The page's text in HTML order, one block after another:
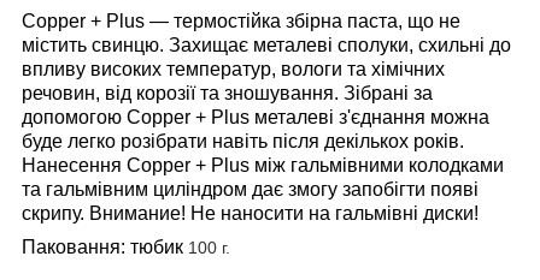
Copper + Plus — термостійка збірна паста, що не
містить свинцю. Захищає металеві сполуки, схильні до
впливу високих температур, вологи та хімічних
речовин, від корозії та зношування. Зібрані за
допомогою Copper + Plus металеві з'єднання можна
буде легко розібрати навіть після декількох років.
Нанесення Copper + Plus між гальмівними колодками
та гальмівним циліндром дає змогу запобігти появі
скрипу. Внимание! Не наносити на гальмівні диски!
Паковання: тюбик 100 г.